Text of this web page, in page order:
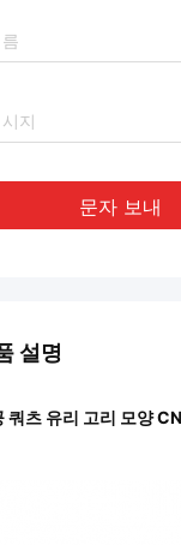
문자 보내
설명
쿼츠 유리 고리 모양